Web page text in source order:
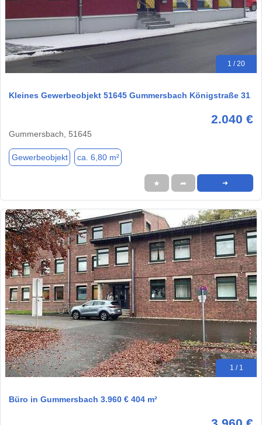
1 / 20
Kleines Gewerbeobjekt 51645 Gummersbach Königstraße 31
2.040 €
Gummersbach, 51645
Gewerbeobjekt ca. 6,80 m²
★ ➦ ➜
1 / 1
Büro in Gummersbach 3.960 € 404 m²